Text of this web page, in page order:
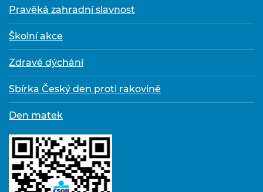
Pravěká zahradní slavnost
Školní akce
Zdravé dýchání
Sbírka Český den proti rakovině
Den matek